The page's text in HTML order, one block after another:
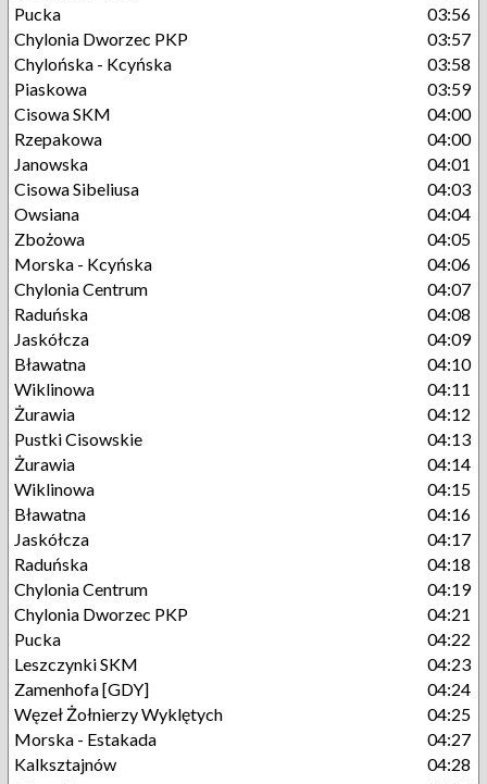
Pucka
03:56
Chylonia Dworzec PKP
03:57
Chylońska - Kcyńska
03:58
Piaskowa
03:59
Cisowa SKM
04:00
Rzepakowa
04:00
Janowska
04:01
Cisowa Sibeliusa
04:03
Owsiana
04:04
Zbożowa
04:05
Morska - Kcyńska
04:06
Chylonia Centrum
04:07
Raduńska
04:08
Jaskółcza
04:09
Bławatna
04:10
Wiklinowa
04:11
Żurawia
04:12
Pustki Cisowskie
04:13
Żurawia
04:14
Wiklinowa
04:15
Bławatna
04:16
Jaskółcza
04:17
Raduńska
04:18
Chylonia Centrum
04:19
Chylonia Dworzec PKP
04:21
Pucka
04:22
Leszczynki SKM
04:23
Zamenhofa [GDY]
04:24
Węzeł Żołnierzy Wyklętych
04:25
Morska - Estakada
04:27
Kalksztajnów
04:28